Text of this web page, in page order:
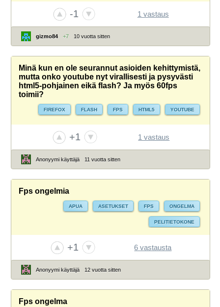
-1 1 vastaus
gizmo84 +7 10 vuotta sitten
Minä kun en ole seurannut asioiden kehittymistä,
mutta onko youtube nyt virallisesti ja pysyvästi
html5-pohjainen eikä flash? Ja myös 60fps
toimii?
FIREFOX FLASH FPS HTML5 YOUTUBE
+1 1 vastaus
Anonyymi käyttäjä 11 vuotta sitten
Fps ongelmia
APUA ASETUKSET FPS ONGELMA
PELITIETOKONE
+1 6 vastausta
Anonyymi käyttäjä 12 vuotta sitten
Fps ongelma